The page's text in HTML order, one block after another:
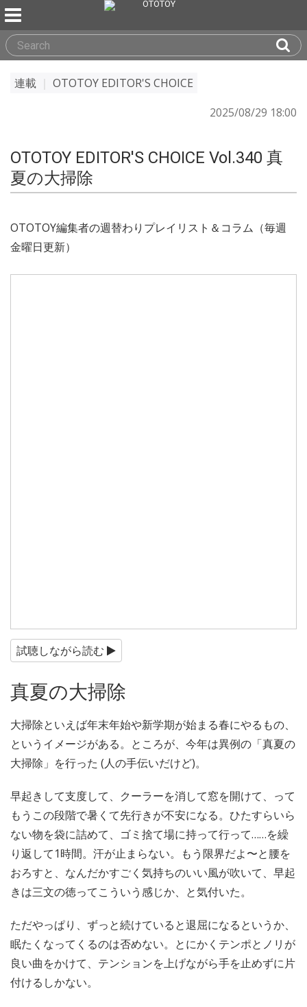
連載
OTOTOY EDITOR'S CHOICE
2025/08/29 18:00
OTOTOY EDITOR'S CHOICE Vol.340 真
夏の大掃除
OTOTOY編集者の週替わりプレイリスト＆コラム（毎週
金曜日更新）
試聴しながら読む
真夏の大掃除
大掃除といえば年末年始や新学期が始まる春にやるもの、
というイメージがある。ところが、今年は異例の「真夏の
大掃除」を行った (人の手伝いだけど)。
早起きして支度して、クーラーを消して窓を開けて、って
もうこの段階で暑くて先行きが不安になる。ひたすらいら
ない物を袋に詰めて、ゴミ捨て場に持って行って……を繰
り返して1時間。汗が止まらない。もう限界だよ〜と腰を
おろすと、なんだかすごく気持ちのいい風が吹いて、早起
きは三文の徳ってこういう感じか、と気付いた。
ただやっぱり、ずっと続けていると退屈になるというか、
眠たくなってくるのは否めない。とにかくテンポとノリが
良い曲をかけて、テンションを上げながら手を止めずに片
付けるしかない。